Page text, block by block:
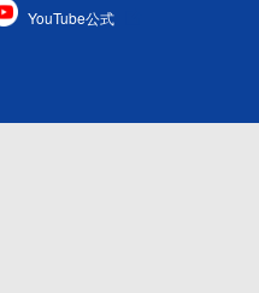
YouTube公式